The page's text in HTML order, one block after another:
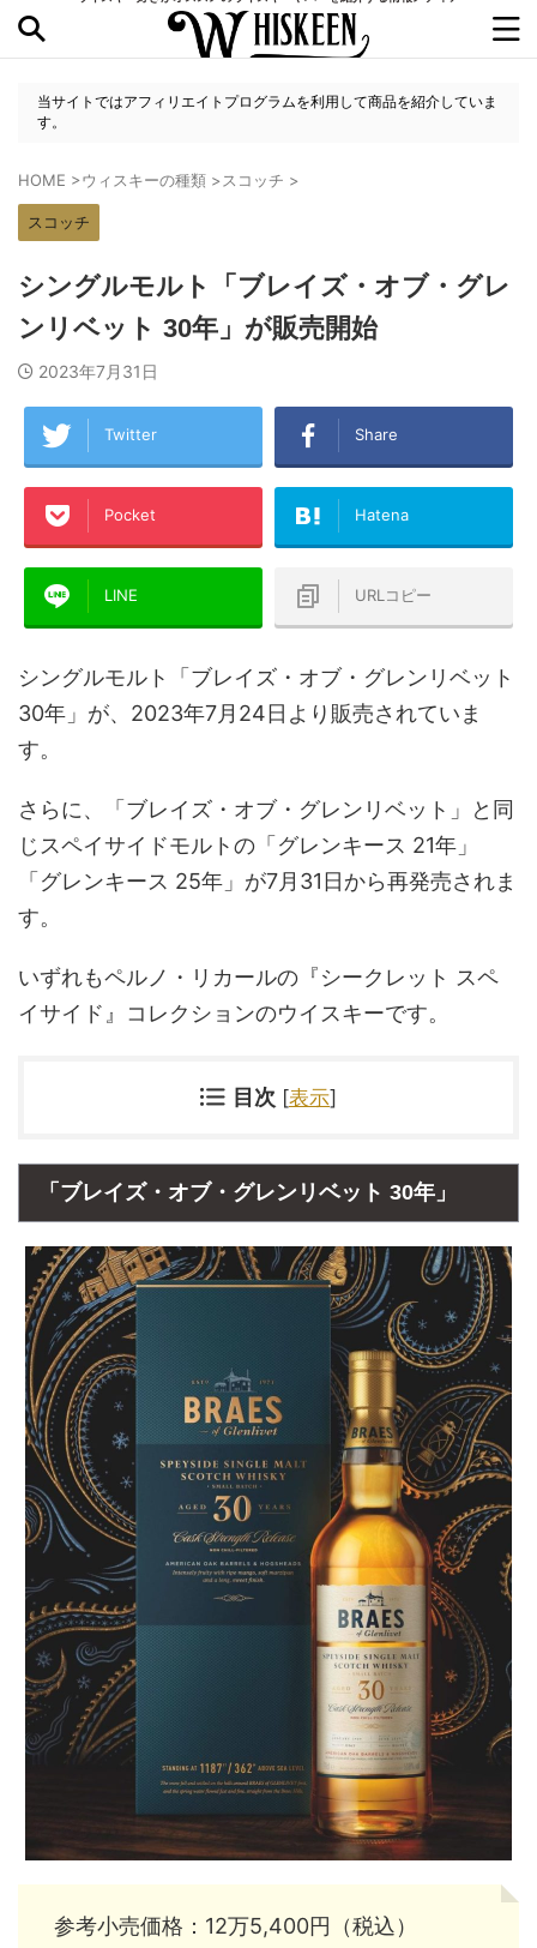
当サイトではアフィリエイトプログラムを利用して商品を紹介していま
す。
HOME >ウィスキーの種類 >スコッチ >
スコッチ
シングルモルト「ブレイズ・オブ・グレ
ンリベット 30年」が販売開始
2023年7月31日
Twitter Share
Pocket Hatena
LINE URLコピー
シングルモルト「ブレイズ・オブ・グレンリベット
30年」が、2023年7月24日より販売されていま
す。
さらに、「ブレイズ・オブ・グレンリベット」と同
じスペイサイドモルトの「グレンキース 21年」
「グレンキース 25年」が7月31日から再発売されま
す。
いずれもペルノ・リカールの『シークレット スペ
イサイド』コレクションのウイスキーです。
目次 [表示]
「ブレイズ・オブ・グレンリベット 30年」
参考小売価格：12万5,400円（税込）